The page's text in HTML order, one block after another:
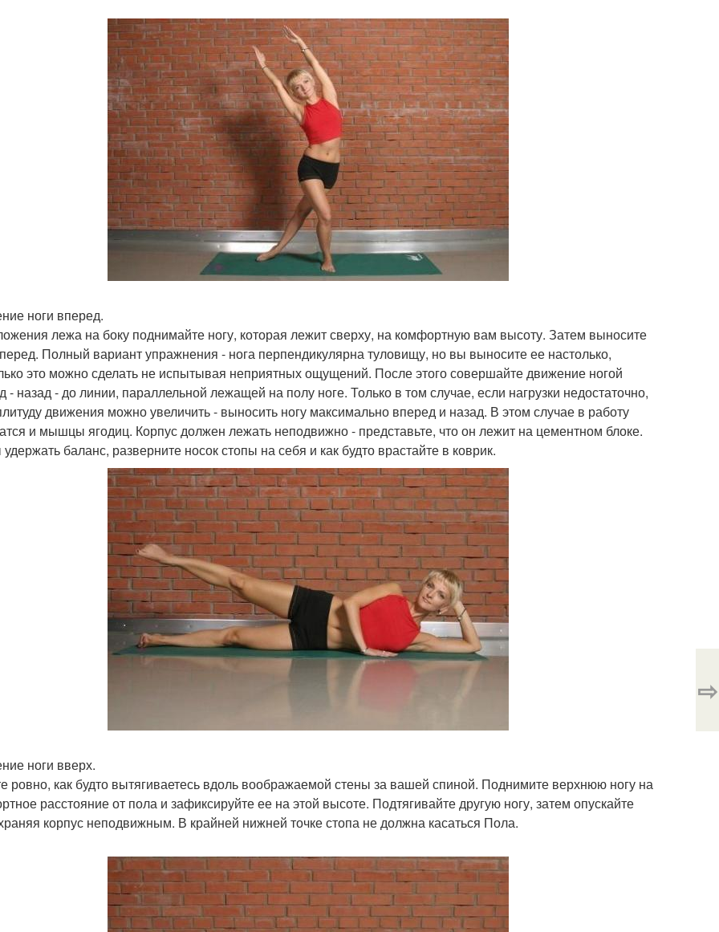
ноги вперед.
лежа на боку поднимайте ногу, которая лежит сверху, на комфортную вам высоту. Затем выносите
Полный вариант упражнения - нога перпендикулярна туловищу, но вы выносите ее настолько,
это можно сделать не испытывая неприятных ощущений. После этого совершайте движение ногой
- назад - до линии, параллельной лежащей на полу ноге. Только в том случае, если нагрузки недостаточно,
движения можно увеличить - выносить ногу максимально вперед и назад. В этом случае в работу
и мышцы ягодиц. Корпус должен лежать неподвижно - представьте, что он лежит на цементном блоке.
баланс, разверните носок стопы на себя и как будто врастайте в коврик.
ноги вверх.
ровно, как будто вытягиваетесь вдоль воображаемой стены за вашей спиной. Поднимите верхнюю ногу на
расстояние от пола и зафиксируйте ее на этой высоте. Подтягивайте другую ногу, затем опускайте
корпус неподвижным. В крайней нижней точке стопа не должна касаться Пола.
⇨